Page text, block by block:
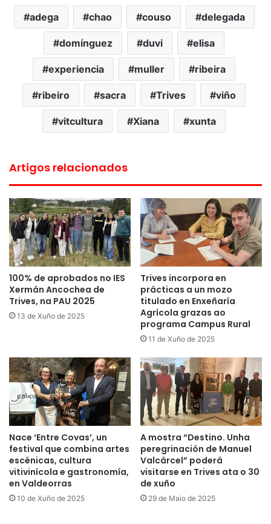
adega chao couso delegada
domínguez duvi elisa
experiencia muller ribeira
ribeiro sacra Trives viño
vitcultura Xiana xunta
Artigos relacionados
100% de aprobados no IES
Xermán Ancochea de
Trives, na PAU 2025
13 de Xuño de 2025
Trives incorpora en
prácticas a un mozo
titulado en Enxeñaría
Agrícola grazas ao
programa Campus Rural
11 de Xuño de 2025
Nace ‘Entre Covas’, un
festival que combina artes
escénicas, cultura
vitivinícola e gastronomía,
en Valdeorras
10 de Xuño de 2025
A mostra “Destino. Unha
peregrinación de Manuel
Valcárcel” poderá
visitarse en Trives ata o 30
de xuño
29 de Maio de 2025